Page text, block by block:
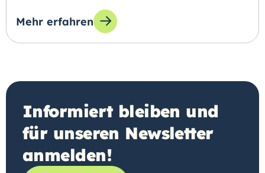
Mehr erfahren
zum Thema: Neugier wecken mit KI Bildern
Informiert bleiben und
für unseren Newsletter
anmelden!